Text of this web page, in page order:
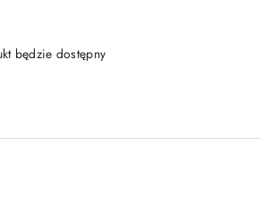
będzie dostępny